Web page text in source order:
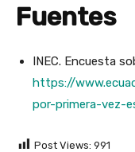
Fuentes
INEC. Encuesta
https://
por-primera-vez-
Post Views: 991